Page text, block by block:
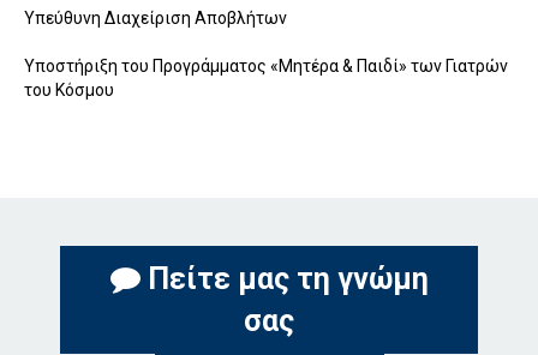
Υπεύθυνη Διαχείριση Αποβλήτων
Υποστήριξη του Προγράμματος «Μητέρα & Παιδί» των Γιατρών
του Κόσμου
Πείτε μας τη γνώμη
σας